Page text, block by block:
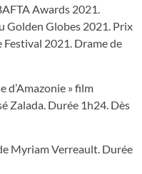
Awards 2021.
Golden Globes 2021. Prix
2021. Drame de
d’Amazonie » film
Zalada. Durée 1h24. Dès
Myriam Verreault. Durée